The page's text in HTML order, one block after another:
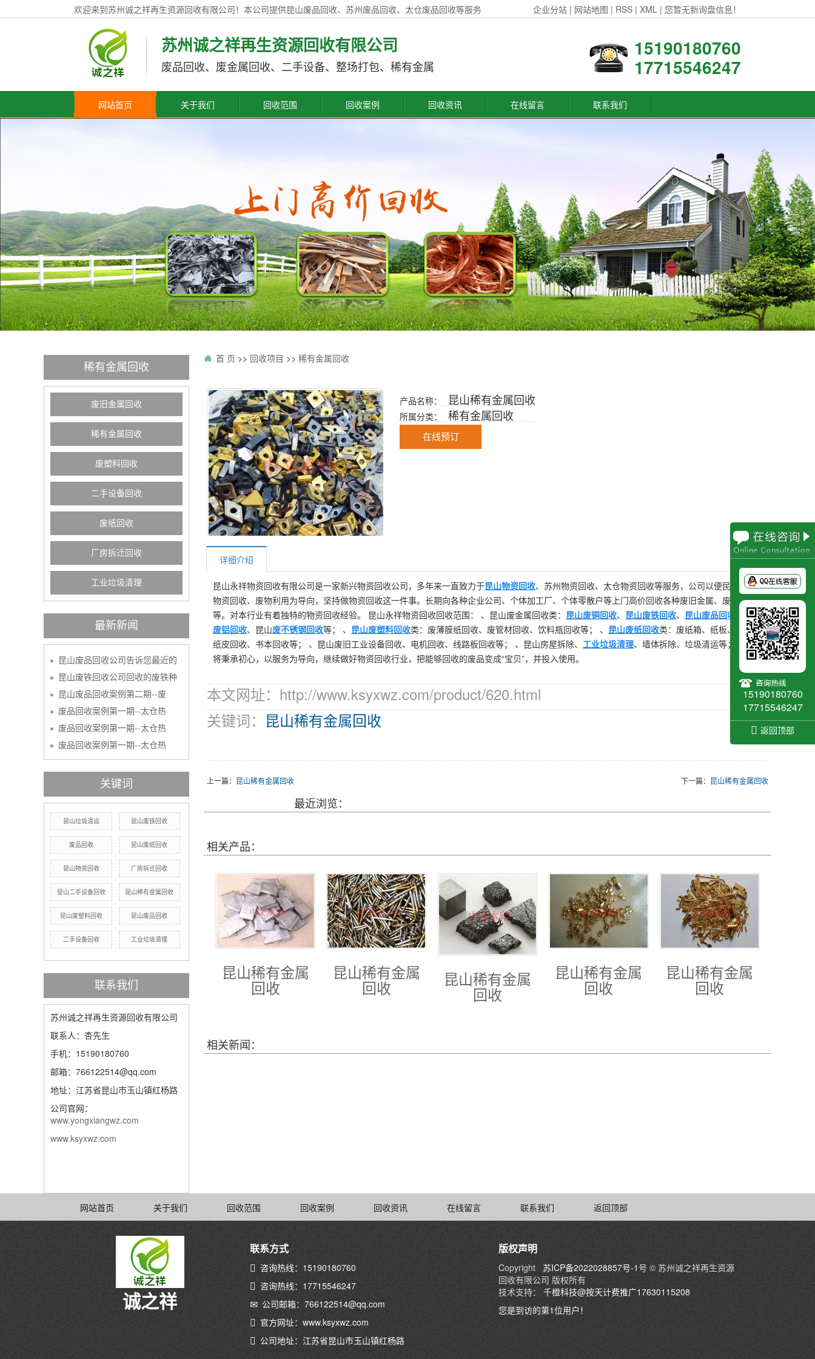
欢迎来到苏州诚之祥再生资源回收有限公司！本公司提供昆山废品回收、苏州废品回收、太仓废品回收等服务 企业分站 | 网站地图 | RSS | XML | 您暂无新询盘信息！
苏州诚之祥再生资源回收有限公司
废品回收、废金属回收、二手设备、整场打包、稀有金属
15190180760
17715546247
网站首页 关于我们 回收范围 回收案例 回收资讯 在线留言 联系我们
稀有金属回收
废旧金属回收
稀有金属回收
废塑料回收
二手设备回收
废纸回收
厂房拆迁回收
工业垃圾清理
最新新闻
昆山废品回收公司告诉您最近的
昆山废铁回收公司回收的废铁种
昆山废品回收案例第二期--废
废品回收案例第一期--太仓热
废品回收案例第一期--太仓热
废品回收案例第一期--太仓热
关键词
昆山垃圾清运 昆山废铁回收
废品回收 昆山废纸回收
昆山物资回收 厂房拆迁回收
昆山二手设备回收 昆山稀有金属回收
昆山废塑料回收 昆山废品回收
二手设备回收 工业垃圾清理
联系我们
苏州诚之祥再生资源回收有限公司
联系人：杏先生
手机：15190180760
邮箱：766122514@qq.com
地址：江苏省昆山市玉山镇红杨路
公司官网：
www.yongxiangwz.com
www.ksyxwz.com
首 页 >> 回收项目 >> 稀有金属回收
产品名称： 昆山稀有金属回收
所属分类： 稀有金属回收
在线预订
详细介绍
昆山永祥物资回收有限公司是一家新兴物资回收公司，多年来一直致力于昆山物资回收、苏州物资回收、太仓物资回收等服务，公司以便民服务、
物资回收、废物利用为导向，坚持做物资回收这一件事。长期向各种企业公司、个体加工厂、个体零散户等上门高价回收各种废旧金属、废旧塑料
等。对本行业有着独特的物资回收经验。 昆山永祥物资回收回收范围： 、昆山废金属回收类： 昆山废铜回收、 昆山废铁回收、 昆山废品回收
昆山
废铝回收、昆山废不锈钢回收等； 、 昆山废塑料回收类：废薄膜纸回收、废管材回收、饮料瓶回收等； 、 昆山废纸回收类：废纸箱、纸板、纸卷、
纸皮回收、书本回收等； 、昆山废旧工业设备回收、电机回收、线路板回收等； 、昆山房屋拆除、 工业垃圾清理、墙体拆除、垃圾清运等； 公司
将秉承初心，以服务为导向，继续做好物资回收行业，把能够回收的废品变成“宝贝”，并投入使用。
本文网址：http://www.ksyxwz.com/product/620.html
关键词： 昆山稀有金属回收
上一篇： 昆山稀有金属回收 下一篇： 昆山稀有金属回收
最近浏览：
相关产品：
昆山稀有金属
回收
昆山稀有金属
回收 昆山稀有金属
回收
昆山稀有金属
回收
昆山稀有金属
回收
相关新闻：
网站首页 关于我们 回收范围 回收案例 回收资讯 在线留言 联系我们 返回顶部
诚之祥
联系方式
咨询热线：15190180760
咨询热线：17715546247
公司邮箱：766122514@qq.com
官方网址：www.ksyxwz.com
公司地址：江苏省昆山市玉山镇红杨路
版权声明
Copyright 苏ICP备2022028857号-1号 © 苏州诚之祥再生资源
回收有限公司 版权所有
技术支持： 千橙科技@按天计费推广17630115208
您是到访的第1位用户！
15190180760
17715546247
返回顶部